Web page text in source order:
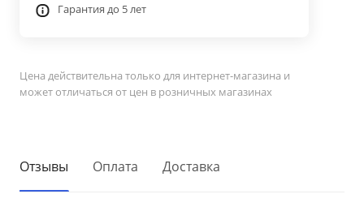
Гарантия до 5 лет
Цена действительна только для интернет-магазина и
может отличаться от цен в розничных магазинах
Отзывы Оплата Доставка